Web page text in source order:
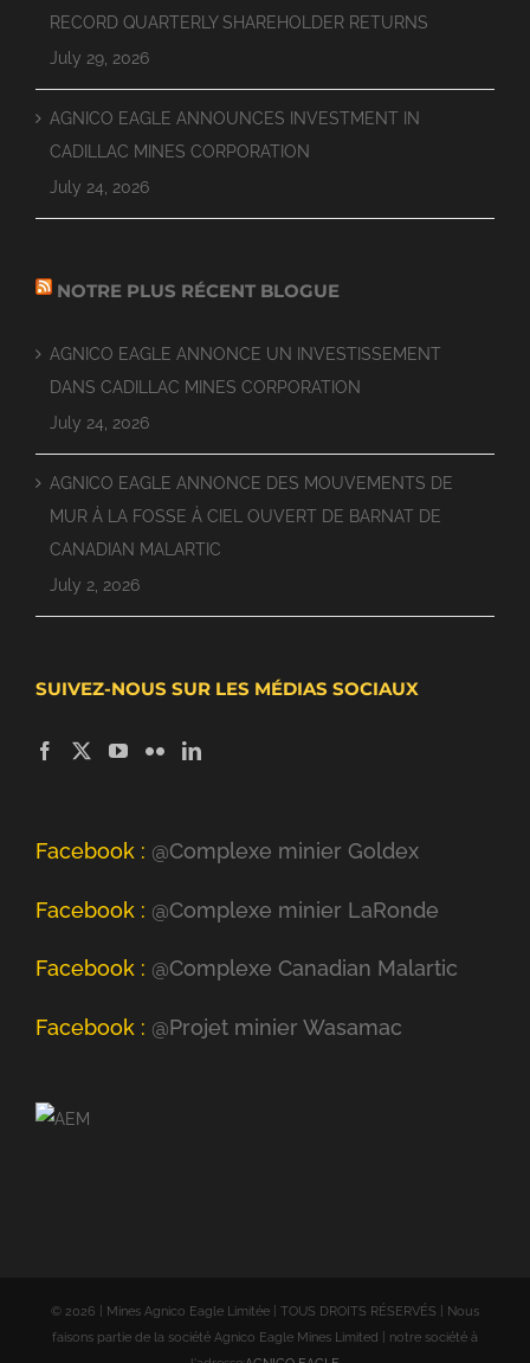
RECORD QUARTERLY SHAREHOLDER RETURNS
July 29, 2026
AGNICO EAGLE ANNOUNCES INVESTMENT IN
CADILLAC MINES CORPORATION
July 24, 2026
NOTRE PLUS RÉCENT BLOGUE
AGNICO EAGLE ANNONCE UN INVESTISSEMENT
DANS CADILLAC MINES CORPORATION
July 24, 2026
AGNICO EAGLE ANNONCE DES MOUVEMENTS DE
MUR À LA FOSSE À CIEL OUVERT DE BARNAT DE
CANADIAN MALARTIC
July 2, 2026
SUIVEZ-NOUS SUR LES MÉDIAS SOCIAUX
Facebook : @Complexe minier Goldex
Facebook : @Complexe minier LaRonde
Facebook : @Complexe Canadian Malartic
Facebook : @Projet minier Wasamac
© 2026 | Mines Agnico Eagle Limitée | TOUS DROITS RÉSERVÉS | Nous
faisons partie de la société Agnico Eagle Mines Limited | notre société à